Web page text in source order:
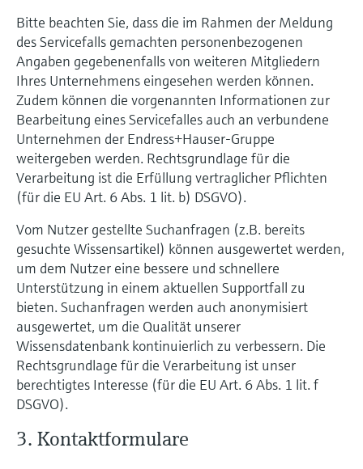
Bitte beachten Sie, dass die im Rahmen der Meldung
des Servicefalls gemachten personenbezogenen
Angaben gegebenenfalls von weiteren Mitgliedern
Ihres Unternehmens eingesehen werden können.
Zudem können die vorgenannten Informationen zur
Bearbeitung eines Servicefalles auch an verbundene
Unternehmen der Endress+Hauser-Gruppe
weitergeben werden. Rechtsgrundlage für die
Verarbeitung ist die Erfüllung vertraglicher Pflichten
(für die EU Art. 6 Abs. 1 lit. b) DSGVO).
Vom Nutzer gestellte Suchanfragen (z.B. bereits
gesuchte Wissensartikel) können ausgewertet werden,
um dem Nutzer eine bessere und schnellere
Unterstützung in einem aktuellen Supportfall zu
bieten. Suchanfragen werden auch anonymisiert
ausgewertet, um die Qualität unserer
Wissensdatenbank kontinuierlich zu verbessern. Die
Rechtsgrundlage für die Verarbeitung ist unser
berechtigtes Interesse (für die EU Art. 6 Abs. 1 lit. f
DSGVO).
3. Kontaktformulare